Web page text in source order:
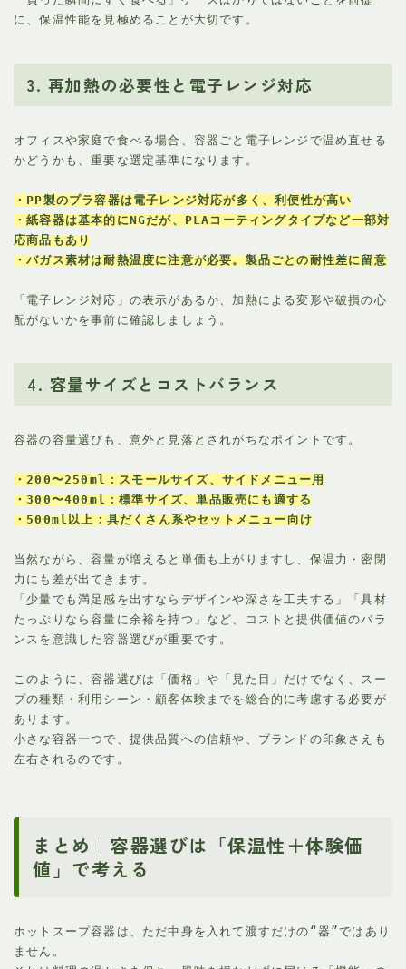
に、保温性能を見極めることが大切です。
3. 再加熱の必要性と電子レンジ対応
オフィスや家庭で食べる場合、容器ごと電子レンジで温め直せる
かどうかも、重要な選定基準になります。
・PP製のプラ容器は電子レンジ対応が多く、利便性が高い
・紙容器は基本的にNGだが、PLAコーティングタイプなど一部対
応商品もあり
・バガス素材は耐熱温度に注意が必要。製品ごとの耐性差に留意
「電子レンジ対応」の表示があるか、加熱による変形や破損の心
配がないかを事前に確認しましょう。
4. 容量サイズとコストバランス
容器の容量選びも、意外と見落とされがちなポイントです。
・200〜250ml：スモールサイズ、サイドメニュー用
・300〜400ml：標準サイズ、単品販売にも適する
・500ml以上：具だくさん系やセットメニュー向け
当然ながら、容量が増えると単価も上がりますし、保温力・密閉
力にも差が出てきます。
「少量でも満足感を出すならデザインや深さを工夫する」「具材
たっぷりなら容量に余裕を持つ」など、コストと提供価値のバラ
ンスを意識した容器選びが重要です。
このように、容器選びは「価格」や「見た目」だけでなく、スー
プの種類・利用シーン・顧客体験までを総合的に考慮する必要が
あります。
小さな容器一つで、提供品質への信頼や、ブランドの印象さえも
左右されるのです。
まとめ｜容器選びは「保温性＋体験価
値」で考える
ホットスープ容器は、ただ中身を入れて渡すだけの“器”ではあり
ません。